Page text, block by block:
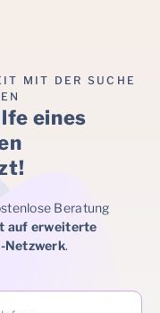
MIT DER SUCHE
eines
Beratung
auf erweiterte
Netzwerk.